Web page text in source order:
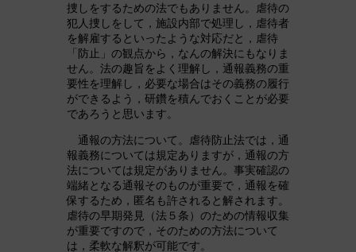
捜しをするための法でもありません。虐待の
犯人捜しをして，施設内部で処理し，虐待者
を解雇するといったような対応だと，虐待
「防止」の観点から，なんの解決にもなりま
せん。法の趣旨をよく理解し，通報義務の重
要性を理解し，必要な場合はその義務の履行
ができるよう，研鑽を積んでおくことが必要
であろうと思います。
通報の方法について。虐待防止法では，通
報義務については規定ありますが，通報の方
法については規定がありません。事実確認の
端緒となる通報そのものが重要で，通報を確
保するため，匿名も許されると解されます。
虐待の早期発見（法５条）のための情報収集
が重要ですので，そのための方法について
は，柔軟な解釈が可能です。